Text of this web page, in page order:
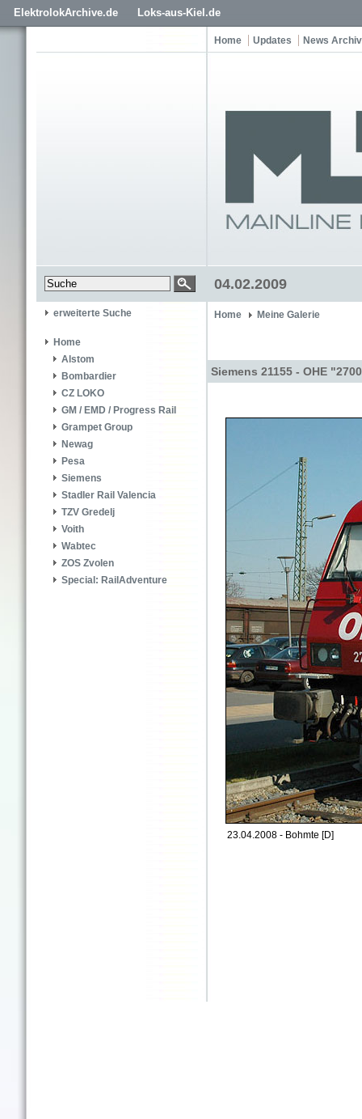
ElektrolokArchive.de Loks-aus-Kiel.de
Home Updates News Archiv
04.02.2009
erweiterte Suche
Home
Alstom
Bombardier
CZ LOKO
GM / EMD / Progress Rail
Grampet Group
Newag
Pesa
Siemens
Stadler Rail Valencia
TZV Gredelj
Voith
Wabtec
ZOS Zvolen
Special: RailAdventure
Home Meine Galerie
Siemens 21155 - OHE
23.04.2008 - Bohmte [D]